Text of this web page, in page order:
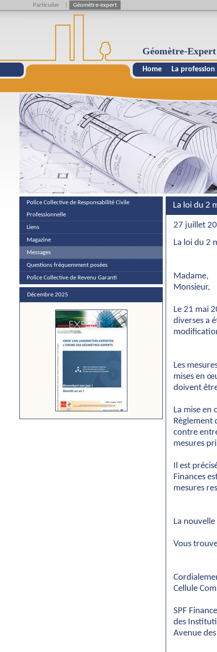
Géomètre-Expert
Home La profession
Police Collective de Responsabilité Civile
Professionnelle
Liens
Magazine
Messages
Questions fréquemment posées
Police Collective de Revenu Garanti
Décembre 2025
La loi du 2
27 juillet
La loi du 2
Madame,
Monsieur,
Le 21 mai
diverses a
Les
mises en
doivent
La mise en
Règlement
contre
mesures
Il est
Finances
mesures
La
Vous
Cellule
SPF
des
Avenue
Particulier Géomètre-expert